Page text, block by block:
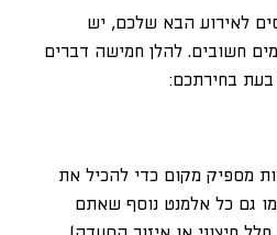
לאירוע הבא שלכם, יש
חשובים. להלן חמישה דברים
בחירתכם:
מספיק מקום כדי להכיל את
גם כל אלמנט נוסף שאתם